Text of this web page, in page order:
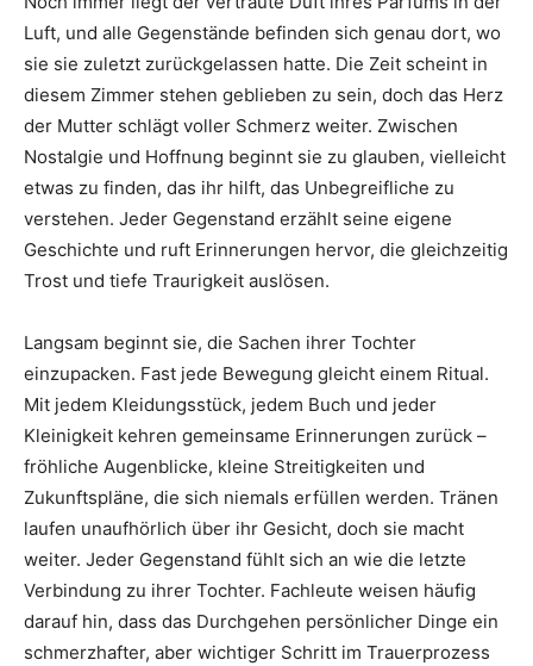
Luft, und alle Gegenstände befinden sich genau dort, wo
sie sie zuletzt zurückgelassen hatte. Die Zeit scheint in
diesem Zimmer stehen geblieben zu sein, doch das Herz
der Mutter schlägt voller Schmerz weiter. Zwischen
Nostalgie und Hoffnung beginnt sie zu glauben, vielleicht
etwas zu finden, das ihr hilft, das Unbegreifliche zu
verstehen. Jeder Gegenstand erzählt seine eigene
Geschichte und ruft Erinnerungen hervor, die gleichzeitig
Trost und tiefe Traurigkeit auslösen.
Langsam beginnt sie, die Sachen ihrer Tochter
einzupacken. Fast jede Bewegung gleicht einem Ritual.
Mit jedem Kleidungsstück, jedem Buch und jeder
Kleinigkeit kehren gemeinsame Erinnerungen zurück –
fröhliche Augenblicke, kleine Streitigkeiten und
Zukunftspläne, die sich niemals erfüllen werden. Tränen
laufen unaufhörlich über ihr Gesicht, doch sie macht
weiter. Jeder Gegenstand fühlt sich an wie die letzte
Verbindung zu ihrer Tochter. Fachleute weisen häufig
darauf hin, dass das Durchgehen persönlicher Dinge ein
schmerzhafter, aber wichtiger Schritt im Trauerprozess